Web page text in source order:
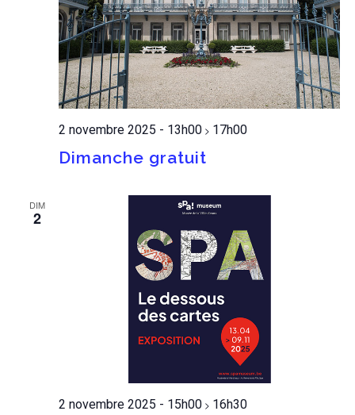
2 novembre 2025 - 13h00> 17h00
Dimanche gratuit
DIM
2
2 novembre 2025 - 15h00> 16h30